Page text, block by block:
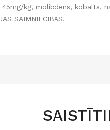
45mg/kg, molibdēns, kobalts,
SAIMNIECĪBĀS.